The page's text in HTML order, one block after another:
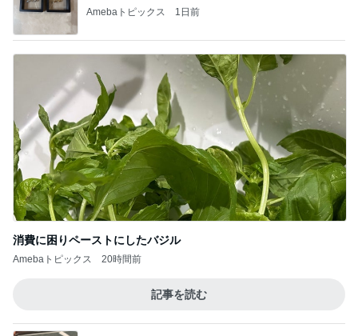
消費に困りペーストにしたバジル
Amebaトピックス
記事を読む
次回買うと決めた230万の輝き
Amebaトピックス 1日前
ジャンル人気記事ランキング
30代〜ファッション
★ワンピースがムームーに？！「360度キレ
イ見え」の必殺ワザはコレ♪
TOKYO REAL CLOTHES 大人世代のリアルクロー